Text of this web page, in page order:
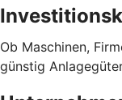
Ob Maschinen,
günstig